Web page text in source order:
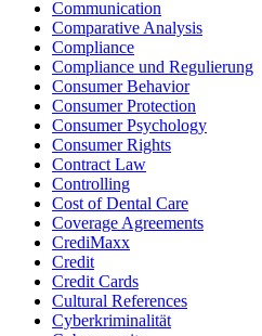
Communication
Comparative Analysis
Compliance
Compliance und Regulierung
Consumer Behavior
Consumer Protection
Consumer Psychology
Consumer Rights
Contract Law
Controlling
Cost of Dental Care
Coverage Agreements
CrediMaxx
Credit
Credit Cards
Cultural References
Cyberkriminalität